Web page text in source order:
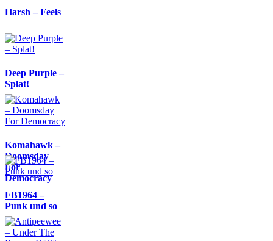
Harsh – Feels
Deep Purple –
Splat!
Komahawk –
Doomsday
For
Democracy
FB1964 –
Punk und so